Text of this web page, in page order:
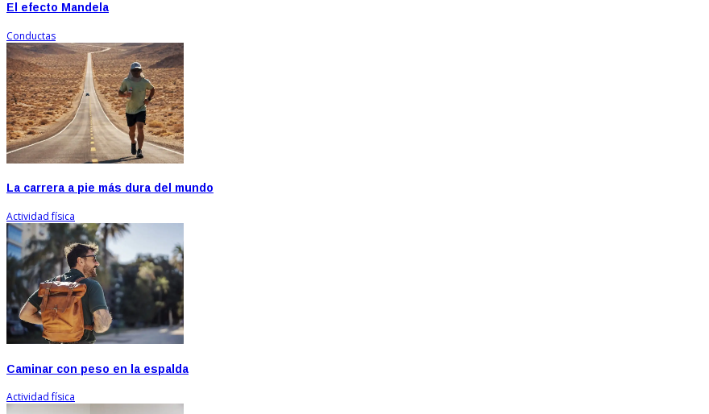
El efecto Mandela
Conductas
La carrera a pie más dura del mundo
Actividad física
Caminar con peso en la espalda
Actividad física